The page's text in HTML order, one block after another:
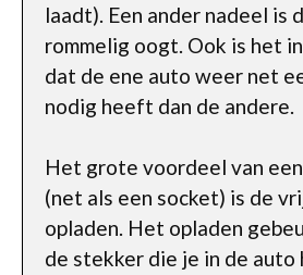
laadt). Een ander nadeel is
rommelig oogt. Ook is het
dat de ene auto weer net
nodig heeft dan de andere.
Het grote voordeel van
(net als een socket) is de
opladen. Het opladen
de stekker die je in de auto